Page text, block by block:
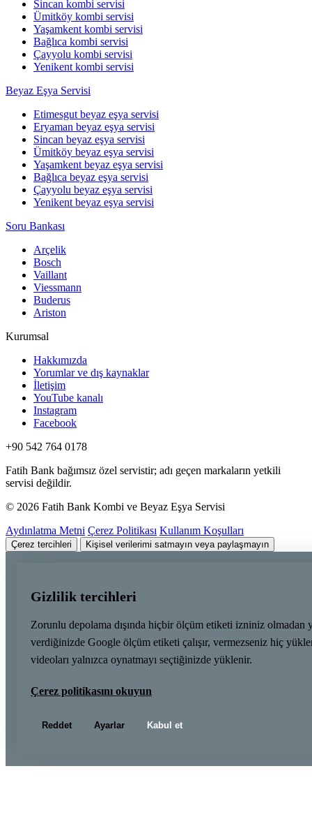
Sincan kombi servisi
Ümitköy kombi servisi
Yaşamkent kombi servisi
Bağlıca kombi servisi
Çayyolu kombi servisi
Yenikent kombi servisi
Beyaz Eşya Servisi
Etimesgut beyaz eşya servisi
Eryaman beyaz eşya servisi
Sincan beyaz eşya servisi
Ümitköy beyaz eşya servisi
Yaşamkent beyaz eşya servisi
Bağlıca beyaz eşya servisi
Çayyolu beyaz eşya servisi
Yenikent beyaz eşya servisi
Soru Bankası
Arçelik
Bosch
Vaillant
Viessmann
Buderus
Ariston
Kurumsal
Hakkımızda
Yorumlar ve dış kaynaklar
İletişim
YouTube kanalı
Instagram
Facebook
+90 542 764 0178
Fatih Bank bağımsız özel servistir; adı geçen markaların yetkili
servisi değildir.
© 2026 Fatih Bank Kombi ve Beyaz Eşya Servisi
Aydınlatma Metni Çerez Politikası Kullanım Koşulları
Çerez tercihleri Kişisel verilerimi satmayın veya paylaşmayın
Gizlilik tercihleri
Zorunlu depolama dışında hiçbir ölçüm etiketi izniniz olmadan
verdiğinizde Google ölçüm etiketi çalışır, vermezseniz hiç
videoları yalnızca oynatmayı seçtiğinizde yüklenir.
Çerez politikasını okuyun
Reddet Ayarlar Kabul et